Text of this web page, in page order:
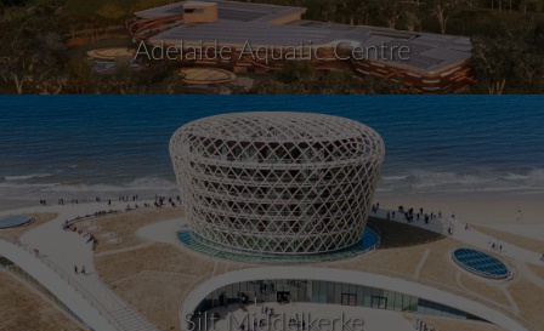
Adelaide Aquatic Centre
Silt Middelkerke